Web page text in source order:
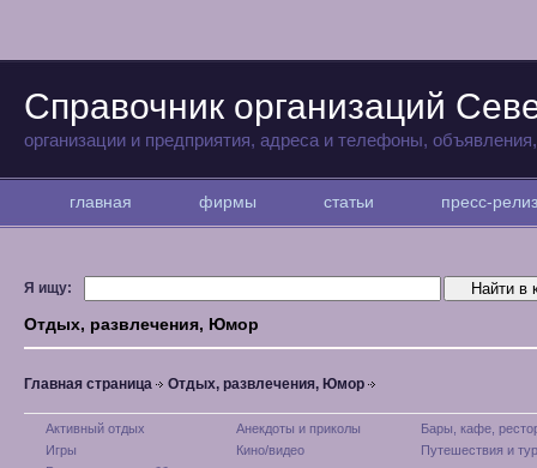
Справочник организаций
организации и предприятия, адреса и телефоны,
главная фирмы статьи пресс-
Я ищу:
Отдых, развлечения, Юмор
Главная страница Отдых, развлечения, Юмор
Активный отдых Анекдоты и приколы
Бары, кафе,
Игры
Кино/видео
Путешествия и